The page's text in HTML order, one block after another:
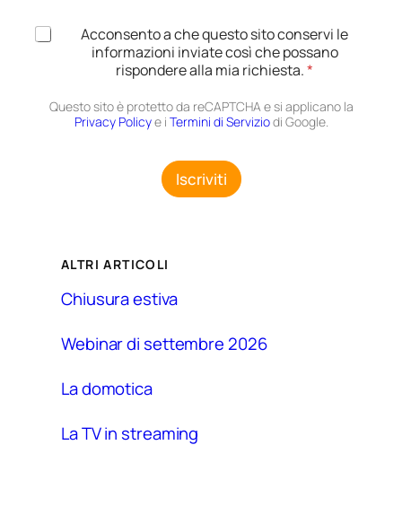
t
a
z
o
n
N
o
m
A
Acconsento a che questo sito conservi le
informazioni inviate così che possano
rispondere alla mia richiesta.*
Questo sito è protetto da reCAPTCHA e si applicano la
Privacy Policye i Termini di Serviziodi Google.
Iscriviti
ALTRI ARTICOLI
Chiusura estiva
Webinar di settembre 2026
La domotica
La TV in streaming